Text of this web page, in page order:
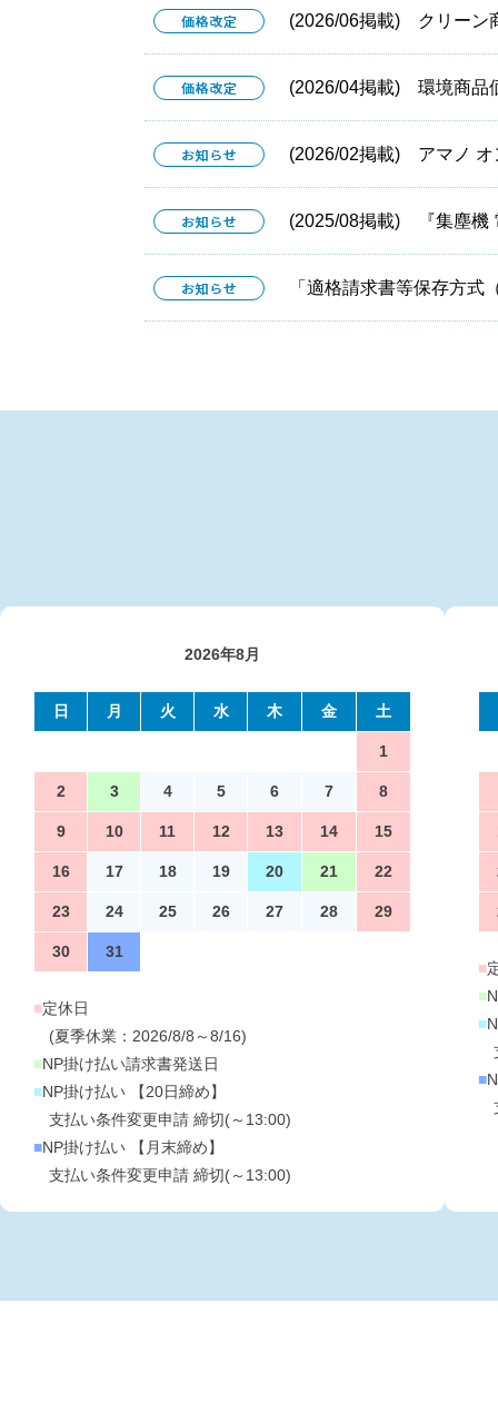
(2026/06掲載) クリーン
(2026/04掲載) 環境商品
(2026/02掲載) アマノ オ
(2025/08掲載) 『集塵機
「適格請求書等保存方式
2026年8月
日 月 火 水 木 金 土
1
2 3 4 5 6 7 8
9 10 11 12 13 14 15
16 17 18 19 20 21 22
23 24 25 26 27 28 29
30 31
■定休日
(夏季休業：2026/8/8～8/16)
■NP掛け払い請求書発送日
■NP掛け払い 【20日締め】
支払い条件変更申請 締切(～13:00)
■NP掛け払い 【月末締め】
支払い条件変更申請 締切(～13:00)
■
■
■
■